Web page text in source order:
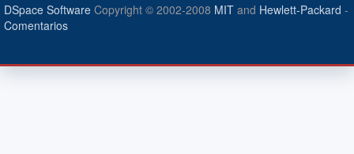
DSpace Software Copyright © 2002-2008 MIT and Hewlett-Packard -
Comentarios